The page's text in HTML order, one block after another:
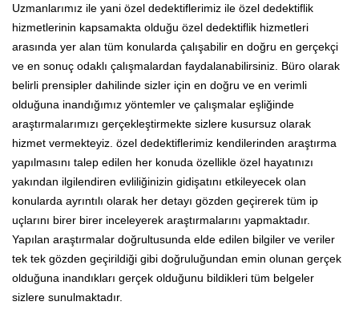
Uzmanlarımız ile yani özel dedektiflerimiz ile özel dedektiflik
hizmetlerinin kapsamakta olduğu özel dedektiflik hizmetleri
arasında yer alan tüm konularda çalışabilir en doğru en gerçekçi
ve en sonuç odaklı çalışmalardan faydalanabilirsiniz. Büro olarak
belirli prensipler dahilinde sizler için en doğru ve en verimli
olduğuna inandığımız yöntemler ve çalışmalar eşliğinde
araştırmalarımızı gerçekleştirmekte sizlere kusursuz olarak
hizmet vermekteyiz. özel dedektiflerimiz kendilerinden araştırma
yapılmasını talep edilen her konuda özellikle özel hayatınızı
yakından ilgilendiren evliliğinizin gidişatını etkileyecek olan
konularda ayrıntılı olarak her detayı gözden geçirerek tüm ip
uçlarını birer birer inceleyerek araştırmalarını yapmaktadır.
Yapılan araştırmalar doğrultusunda elde edilen bilgiler ve veriler
tek tek gözden geçirildiği gibi doğruluğundan emin olunan gerçek
olduğuna inandıkları gerçek olduğunu bildikleri tüm belgeler
sizlere sunulmaktadır.